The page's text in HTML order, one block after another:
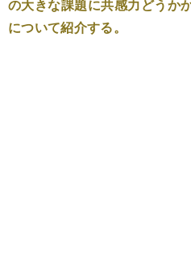
の大きな課題に共感力どうか
について紹介する。